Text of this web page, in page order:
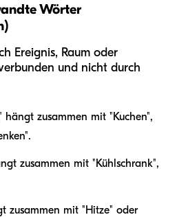
Wörter
Ereignis, Raum oder
und nicht durch
hängt zusammen mit "Kuchen",
zusammen mit "Kühlschrank",
zusammen mit "Hitze" oder